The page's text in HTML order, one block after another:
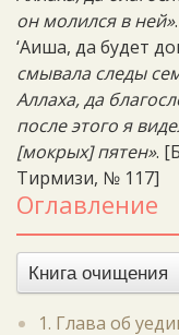
он молился в ней».
‘Аиша, да будет
смывала следы
Аллаха, да
после этого я
[мокрых] пятен».
Тирмизи, № 117]
Оглавление
Книга очищения
1. Глава об